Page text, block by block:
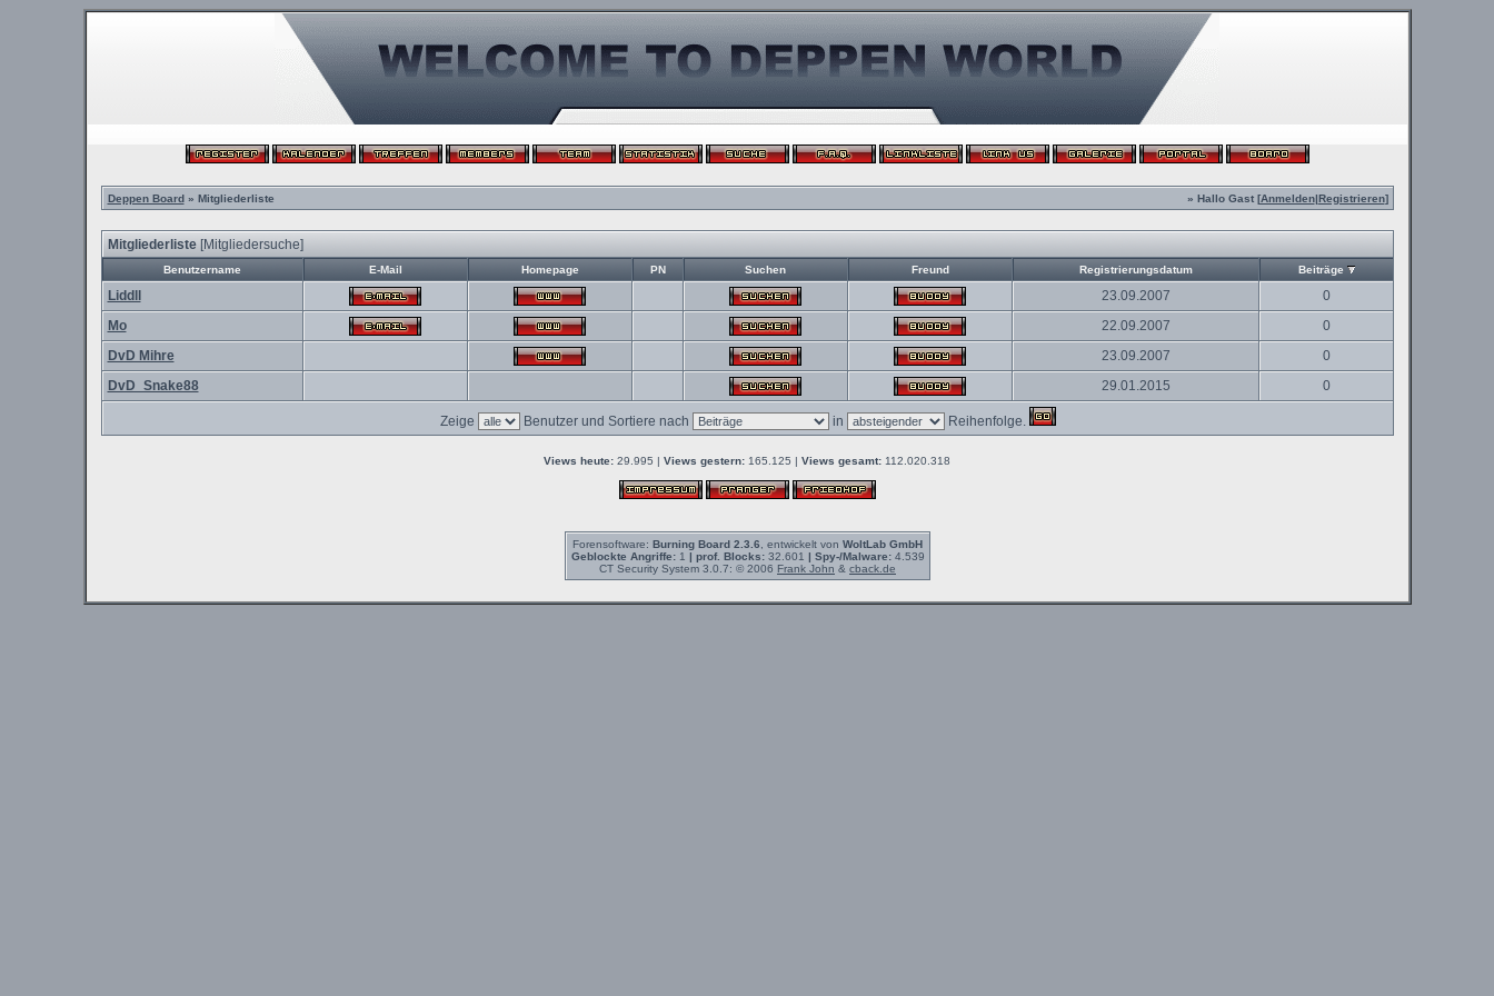
Deppen Board» Mitgliederliste » Hallo Gast [Anmelden|Registrieren]
Mitgliederliste[Mitgliedersuche]
Benutzername E-Mail Homepage PN Suchen Freund Registrierungsdatum Beiträge
Liddll 23.09.2007
0
Mo
22.09.2007
0
DvD Mihre
23.09.2007
0
DvD_Snake88
29.01.2015 0
Zeige Benutzer und Sortiere nach in Reihenfolge.
Views heute: 29.995 | Views gestern: 165.125 | Views gesamt: 112.020.318
Forensoftware: Burning Board 2.3.6 , entwickelt von WoltLab GmbH
Geblockte Angriffe:1 | prof. Blocks:32.601 | Spy-/Malware:4.539
CT Security System 3.0.7: © 2006 Frank John & cback.de